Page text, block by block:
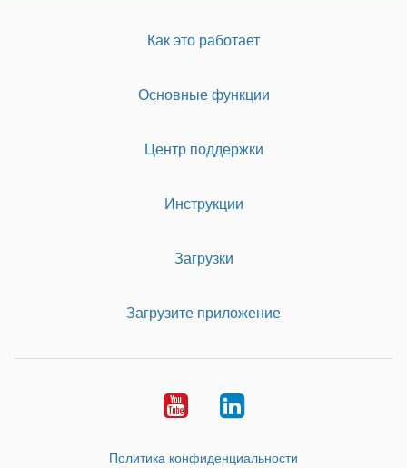
Как это работает
Основные функции
Центр поддержки
Инструкции
Загрузки
Загрузите приложение
YoutubeLinkedIn
Политика конфиденциальности